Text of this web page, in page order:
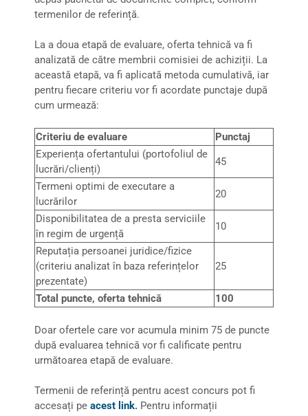
termenilor de referință.
La a doua etapă de evaluare, oferta tehnică va fi
analizată de către membrii comisiei de achiziții. La
această etapă, va fi aplicată metoda cumulativă, iar
pentru fiecare criteriu vor fi acordate punctaje după
cum urmează:
Criteriu de evaluare
Punctaj
Experiența ofertantului (portofoliul de
lucrări/clienți)
45
Termeni optimi de executare a
lucrărilor
20
Disponibilitatea de a presta serviciile
în regim de urgență
10
Reputația persoanei juridice/fizice
(criteriu analizat în baza referințelor
prezentate)
25
Total puncte, oferta tehnică 100
Doar ofertele care vor acumula minim 75 de puncte
după evaluarea tehnică vor fi calificate pentru
următoarea etapă de evaluare.
Termenii de referință pentru acest concurs pot fi
accesați pe acest link. Pentru informații